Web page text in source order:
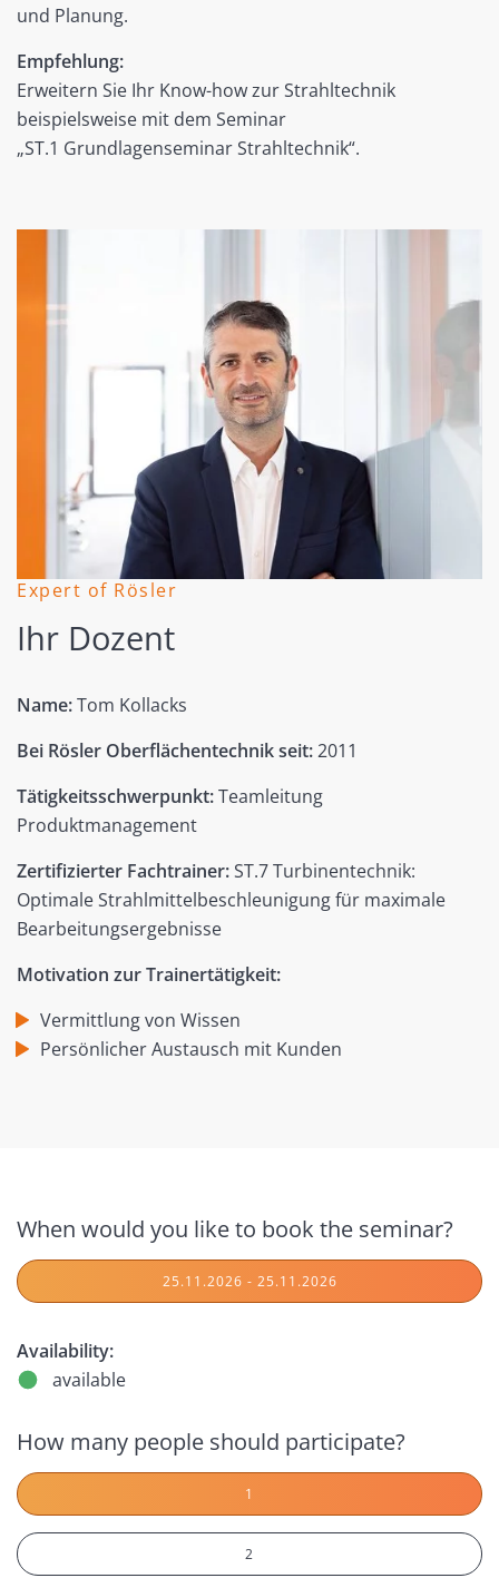
und Planung.
Empfehlung:
Erweitern Sie Ihr Know-how zur Strahltechnik
beispielsweise mit dem Seminar
„ST.1 Grundlagenseminar Strahltechnik“.
Expert of Rösler
Ihr Dozent
Name:Tom Kollacks
Bei Rösler Oberflächentechnik seit:2011
Tätigkeitsschwerpunkt:Teamleitung
Produktmanagement
Zertifizierter Fachtrainer:ST.7 Turbinentechnik:
Optimale Strahlmittelbeschleunigung für maximale
Bearbeitungsergebnisse
Motivation zur Trainertätigkeit:
Vermittlung von Wissen
Persönlicher Austausch mit Kunden
When would you like to book the seminar?
25.11.2026 - 25.11.2026
Availability:
available
How many people should participate?
1
2